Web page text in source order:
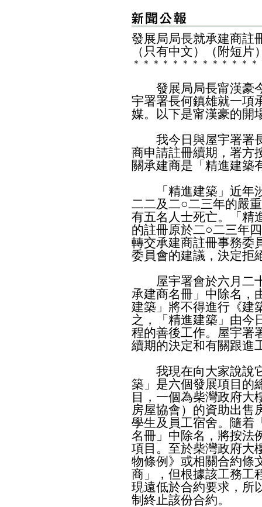
發展局局長就承建商註
（只有中文）（附短片
＊ ＊ ＊ ＊ ＊ ＊ ＊ ＊ ＊ ＊ ＊ ＊ ＊
發展局局長甯漢豪今
宇署署長何鎮雄就一項
媒。以下是甯漢豪的開
我今日與屋宇署署長
商申請註冊續期，署方
關承建商是「精進建築
「精進建築」近年涉
二二及二○二三年的嚴
有五名人士死亡。「精
的註冊原於二○二三年
轉交承建商註冊事務委
委員會的建議，決定拒
屋宇署會於六月二十
承建商名冊」中除名，
建築」將不得進行《建
之，「精進建築」由今
程的善後工作。屋宇署
續期的決定和有關跟進
我現在向大家說說它
築」是六個發展項目的
目，一個為柴灣政府大
房屋協會）的資助出售
學生及員工宿舍。隨着
名冊」中除名，將按法
項目。至於柴灣政府大
物條例》或相關合約條
商」，但根據該工務工
現遠低於合約要求，所
制終止該份合約。